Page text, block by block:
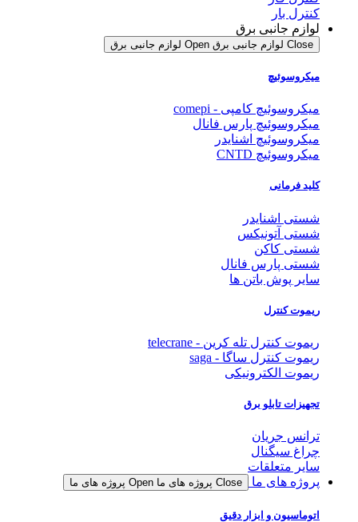
کنترل بار
لوازم جانبی برق
Close لوازم جانبی برق Open لوازم جانبی برق
میکروسوئیچ
میکروسوئیچ کامپی - comepi
میکروسوئیچ پارس فانال
میکروسوئیچ اشنایدر
میکروسوئیچ CNTD
کلید فرمانی
شستی اشنایدر
شستی آتونیکس
شستی کاکن
شستی پارس فانال
سایر پوش باتن ها
ریموت کنترل
ریموت کنترل تله کرین - telecrane
ریموت کنترل ساگا - saga
ریموت الکترونیکی
تجهیزات تابلو برق
ترانس جریان
چراغ سیگنال
سایر متعلقات
پروژه های ما
Close پروژه های ما Open پروژه های ما
اتوماسیون و ابزار دقیق